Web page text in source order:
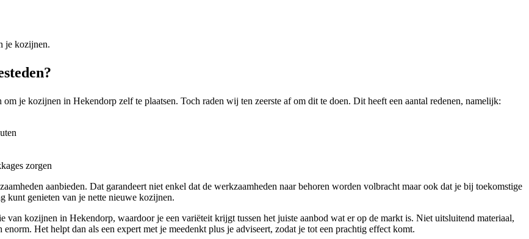
je kozijnen.
je kozijnen in Hekendorp zelf te plaatsen. Toch raden wij ten zeerste af om dit te doen. Dit heeft een aantal redenen, namelijk:
zorgen
aanbieden. Dat garandeert niet enkel dat de werkzaamheden naar behoren worden volbracht maar ook dat je bij toekomstige
kunt genieten van je nette nieuwe kozijnen.
van kozijnen in Hekendorp, waardoor je een variëteit krijgt tussen het juiste aanbod wat er op de markt is. Niet uitsluitend materiaal,
Het helpt dan als een expert met je meedenkt plus je adviseert, zodat je tot een prachtig effect komt.